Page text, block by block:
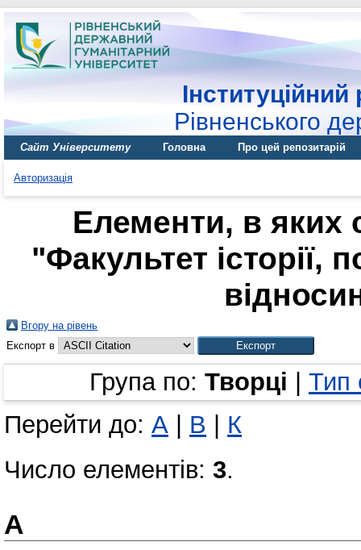
Інституційний
Рівненського
Сайт Університету Головна Про цей репозитарій
Авторизація
Елементи, в яких
"Факультет історії,
Вгору на рівень
Експорт в
Група по: Творці
Тип
Перейти до: А В
К
Число елементів: 3.
А